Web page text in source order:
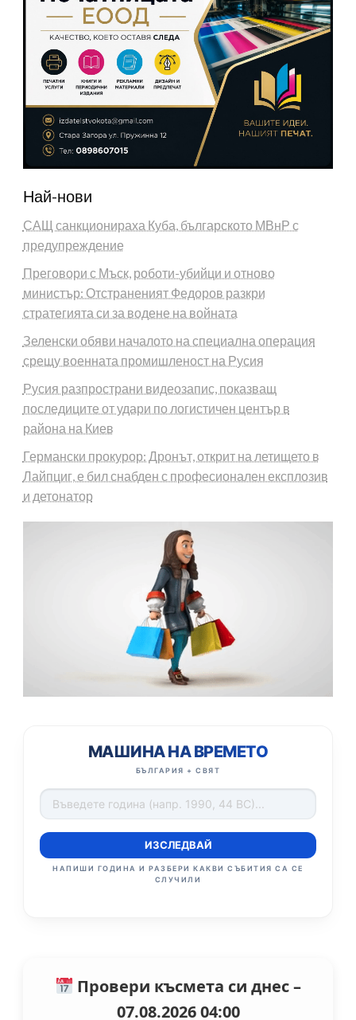
Най-нови
САЩ санкционираха Куба, българското МВнР с
предупреждение
Преговори с Мъск, роботи-убийци и отново
министър: Отстраненият Федоров разкри
стратегията си за водене на войната
Зеленски обяви началото на специална операция
срещу военната промишленост на Русия
Русия разпространи видеозапис, показващ
последиците от удари по логистичен център в
района на Киев
Германски прокурор: Дронът, открит на летището в
Лайпциг, е бил снабден с професионален експлозив
и детонатор
МАШИНА НА ВРЕМЕТО
БЪЛГАРИЯ + СВЯТ
ИЗСЛЕДВАЙ
НАПИШИ ГОДИНА И РАЗБЕРИ КАКВИ СЪБИТИЯ СА СЕ
СЛУЧИЛИ
Провери късмета си днес –
07.08.2026 04:00